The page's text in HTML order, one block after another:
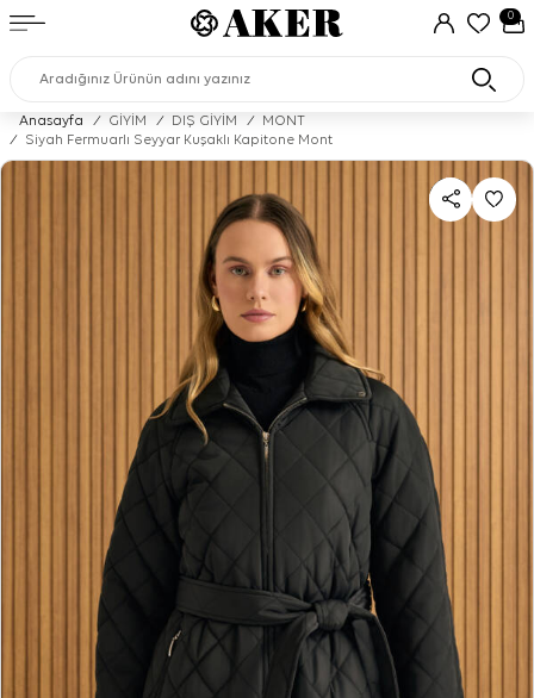
0
Anasayfa / GİYİM / DIŞ GİYİM /
MONT
/
Siyah Fermuarlı Seyyar Kuşaklı Kapitone Mont